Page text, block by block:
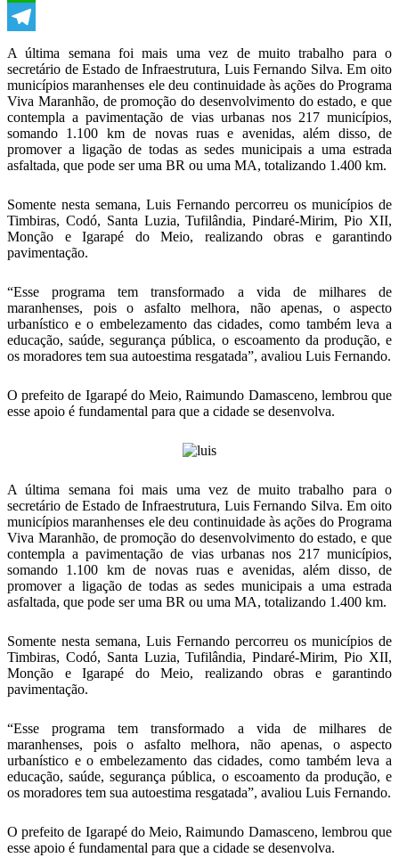
WhatsApp
Telegram
A última semana foi mais uma vez de muito trabalho para o
secretário de Estado de Infraestrutura, Luis Fernando Silva. Em oito
municípios maranhenses ele deu continuidade às ações do Programa
Viva Maranhão, de promoção do desenvolvimento do estado, e que
contempla a pavimentação de vias urbanas nos 217 municípios,
somando 1.100 km de novas ruas e avenidas, além disso, de
promover a ligação de todas as sedes municipais a uma estrada
asfaltada, que pode ser uma BR ou uma MA, totalizando 1.400 km.
Somente nesta semana, Luis Fernando percorreu os municípios de
Timbiras, Codó, Santa Luzia, Tufilândia, Pindaré-Mirim, Pio XII,
Monção e Igarapé do Meio, realizando obras e garantindo
pavimentação.
“Esse programa tem transformado a vida de milhares de
maranhenses, pois o asfalto melhora, não apenas, o aspecto
urbanístico e o embelezamento das cidades, como também leva a
educação, saúde, segurança pública, o escoamento da produção, e
os moradores tem sua autoestima resgatada”, avaliou Luis Fernando.
O prefeito de Igarapé do Meio, Raimundo Damasceno, lembrou que
esse apoio é fundamental para que a cidade se desenvolva.
A última semana foi mais uma vez de muito trabalho para o
secretário de Estado de Infraestrutura, Luis Fernando Silva. Em oito
municípios maranhenses ele deu continuidade às ações do Programa
Viva Maranhão, de promoção do desenvolvimento do estado, e que
contempla a pavimentação de vias urbanas nos 217 municípios,
somando 1.100 km de novas ruas e avenidas, além disso, de
promover a ligação de todas as sedes municipais a uma estrada
asfaltada, que pode ser uma BR ou uma MA, totalizando 1.400 km.
Somente nesta semana, Luis Fernando percorreu os municípios de
Timbiras, Codó, Santa Luzia, Tufilândia, Pindaré-Mirim, Pio XII,
Monção e Igarapé do Meio, realizando obras e garantindo
pavimentação.
“Esse programa tem transformado a vida de milhares de
maranhenses, pois o asfalto melhora, não apenas, o aspecto
urbanístico e o embelezamento das cidades, como também leva a
educação, saúde, segurança pública, o escoamento da produção, e
os moradores tem sua autoestima resgatada”, avaliou Luis Fernando.
O prefeito de Igarapé do Meio, Raimundo Damasceno, lembrou que
esse apoio é fundamental para que a cidade se desenvolva.